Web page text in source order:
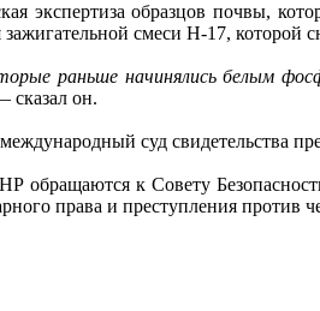
экспертиза образцов почвы,
зажигательной смеси Н-17,
раньше начинялись белым
сказал он.
суд
к Совету
права и преступления против